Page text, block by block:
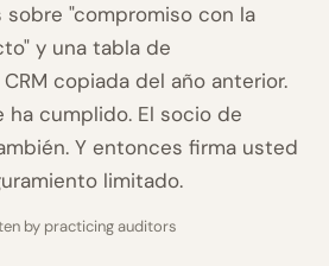
sobre "compromiso con la
y una tabla de
copiada del año anterior.
ha cumplido. El socio de
Y entonces firma usted
limitado.
by practicing auditors